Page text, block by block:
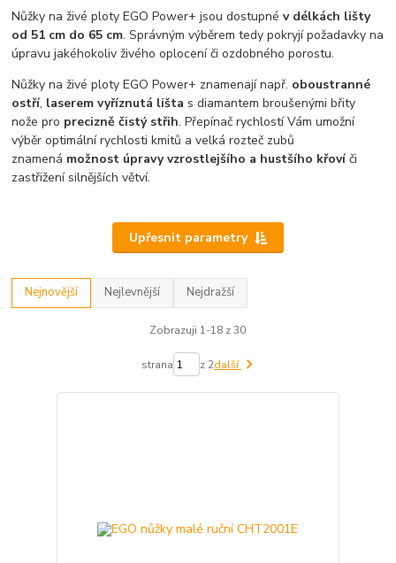
Nůžky na živé ploty EGO Power+ jsou dostupnév délkách lišty
od 51 cm do 65 cm. Správným výběrem tedy pokryjí požadavky na
úpravu jakéhokoliv živého oplocení či ozdobného porostu.
Nůžky na živé ploty EGO Power+ znamenají např. oboustranné
ostří, laserem vyříznutá lišta s diamantem broušenými břity
nože pro precizně čistý střih. Přepínač rychlostí Vám umožní
výběr optimální rychlosti kmitů a velká rozteč zubů
znamená možnost úpravy vzrostlejšího a hustšího křovíči
zastřižení silnějších větví.
Upřesnit parametry
Nejnovější Nejlevnější Nejdražší
Zobrazuji 1-18 z 30
strana z 2další